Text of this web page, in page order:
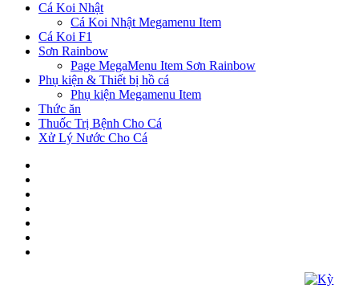
Cá Koi Nhật
Cá Koi Nhật Megamenu Item
Cá Koi F1
Sơn Rainbow
Page MegaMenu Item Sơn Rainbow
Phụ kiện & Thiết bị hồ cá
Phụ kiện Megamenu Item
Thức ăn
Thuốc Trị Bệnh Cho Cá
Xử Lý Nước Cho Cá